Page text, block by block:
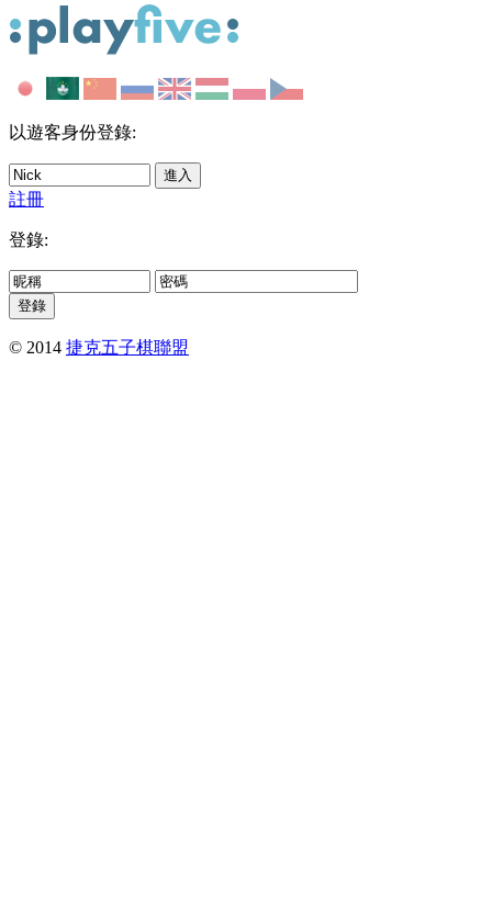
以遊客身份登錄:
註冊
登錄:
© 2014 捷克五子棋聯盟